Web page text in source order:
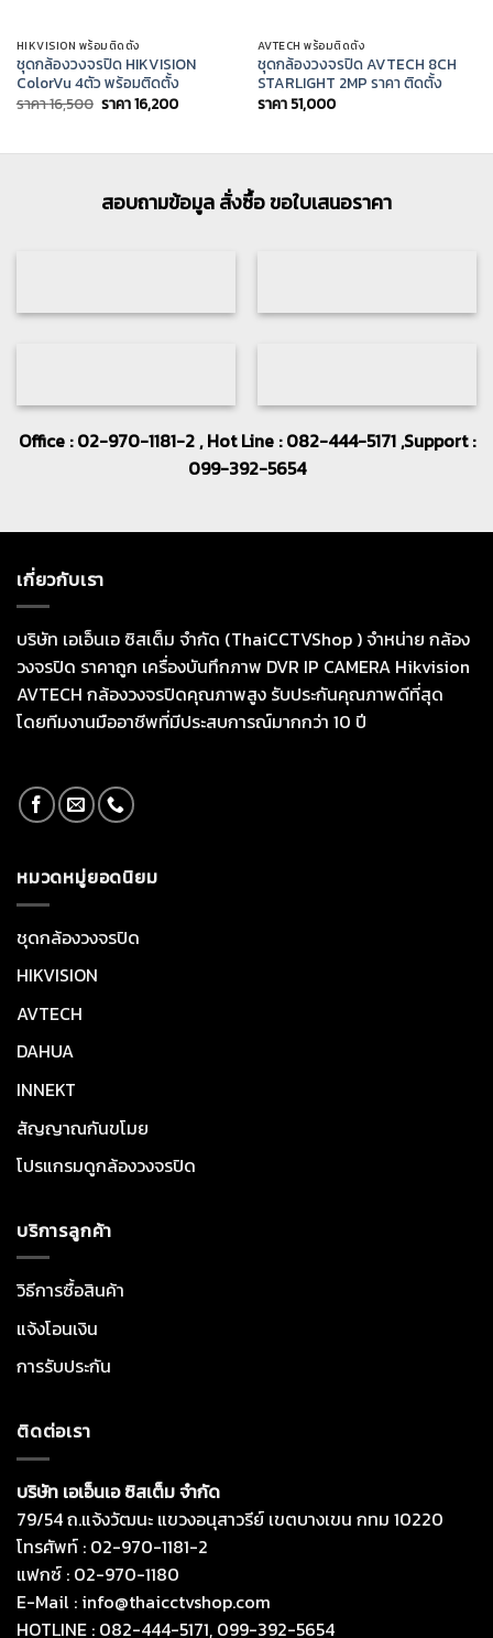
HIKVISION พร้อมติดตั้ง
ชุดกล้องวงจรปิด HIKVISION
ColorVu 4ตัว พร้อมติดตั้ง
ราคา16,500 Original
price
16,500.
ราคา16,200Current
price
16,200.
AVTECH พร้อมติดตั้ง
ชุดกล้องวงจรปิด AVTECH 8CH
STARLIGHT 2MP ราคา ติดตั้ง
ราคา 51,000
สอบถามข้อมูล สั่งซื้อ ขอใบเสนอราคา
Office : 02-970-1181-2 , Hot Line : 082-444-5171 ,Support :
099-392-5654
เกี่ยวกับเรา
บริษัท เอเอ็นเอ ซิสเต็ม จำกัด (ThaiCCTVShop ) จำหน่าย กล้อง
วงจรปิด ราคาถูก เครื่องบันทึกภาพ DVR IP CAMERA Hikvision
AVTECH กล้องวงจรปิดคุณภาพสูง รับประกันคุณภาพดีที่สุด
โดยทีมงานมืออาชีพที่มีประสบการณ์มากกว่า 10 ปี
หมวดหมู่ยอดนิยม
ชุดกล้องวงจรปิด
HIKVISION
AVTECH
DAHUA
INNEKT
สัญญาณกันขโมย
โปรแกรมดูกล้องวงจรปิด
บริการลูกค้า
วิธีการซื้อสินค้า
แจ้งโอนเงิน
การรับประกัน
ติดต่อเรา
บริษัท เอเอ็นเอ ซิสเต็ม จำกัด
79/54 ถ.แจ้งวัฒนะ แขวงอนุสาวรีย์ เขตบางเขน กทม 10220
โทรศัพท์ : 02-970-1181-2
แฟกซ์ : 02-970-1180
E-Mail : info@thaicctvshop.com
HOTLINE : 082-444-5171, 099-392-5654